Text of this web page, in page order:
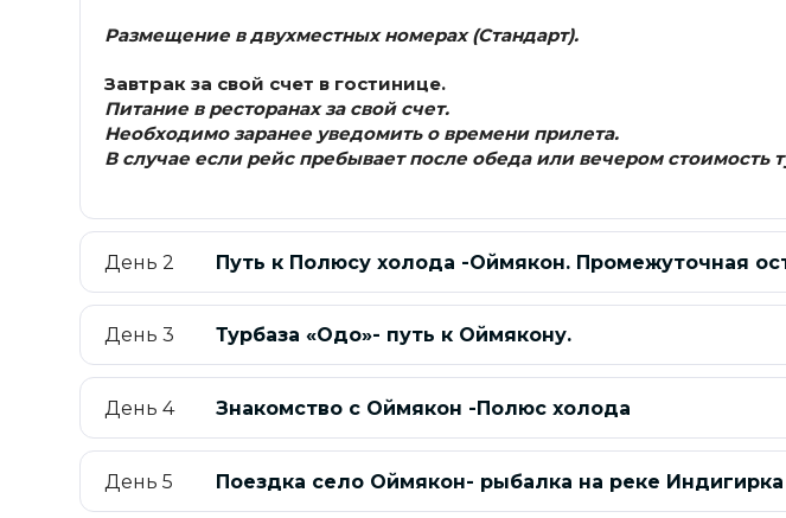
Размещение в двухместных номерах (Стандарт).
Завтрак за свой счет в гостинице.
Питание в ресторанах за свой счет.
Необходимо заранее уведомить о времени прилета.
В случае если рейс пребывает после обеда или вечером стоимость
День 2 Путь к Полюсу холода -Оймякон. Промежуточная
День 3 Турбаза «Одо»- путь к Оймякону.
День 4 Знакомство с Оймякон -Полюс холода
День 5 Поездка село Оймякон- рыбалка на реке Индигирка